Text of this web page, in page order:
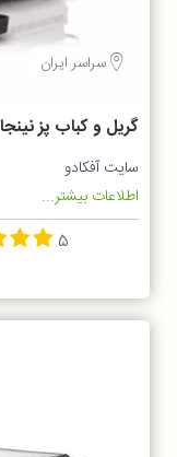
سراسر ایران
گریل و کباب پز نینجا GR101
سایت آفکادو
اطلاعات بیشتر...
5